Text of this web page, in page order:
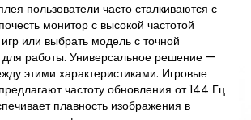
пользователи часто сталкиваются с
монитор с высокой частотой
или выбрать модель с точной
для работы. Универсальное решение —
этими характеристиками. Игровые
частоту обновления от 144 Гц
плавность изображения в